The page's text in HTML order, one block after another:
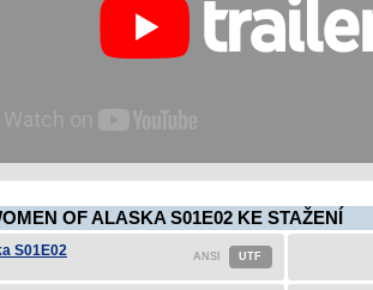
OF ALASKA S01E02 KE STAŽENÍ
S01E02